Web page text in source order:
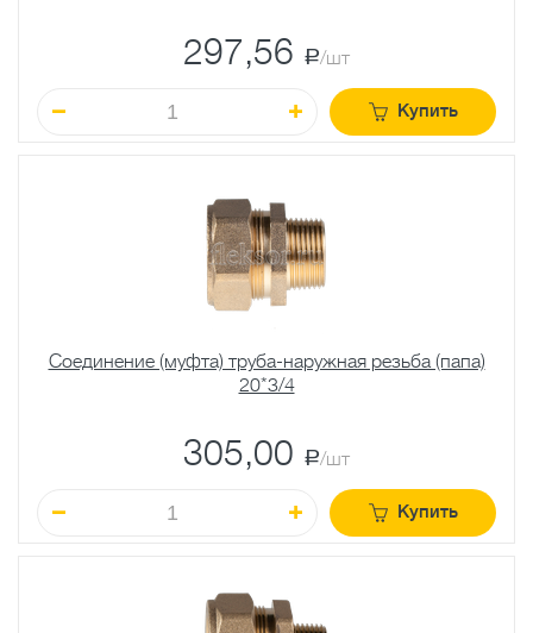
297,56 a/шт
Купить
Соединение (муфта) труба-наружная резьба (папа)
20*3/4
305,00 a/шт
Купить